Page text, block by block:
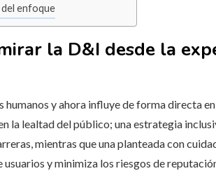
enfoque
la D&I desde la
humanos y ahora influye de forma directa
la lealtad del público; una estrategia
mientras que una planteada con
y minimiza los riesgos de